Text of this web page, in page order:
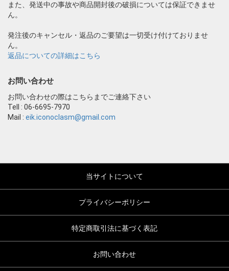
また、発送中の事故や商品開封後の破損については保証できませ
ん。
発注後のキャンセル・返品のご要望は一切受け付けておりませ
ん。
返品についての詳細はこちら
お問い合わせ
お問い合わせの際はこちらまでご連絡下さい
Tell : 06-6695-7970
Mail : eik.iconoclasm@gmail.com
当サイトについて
プライバシーポリシー
特定商取引法に基づく表記
お問い合わせ